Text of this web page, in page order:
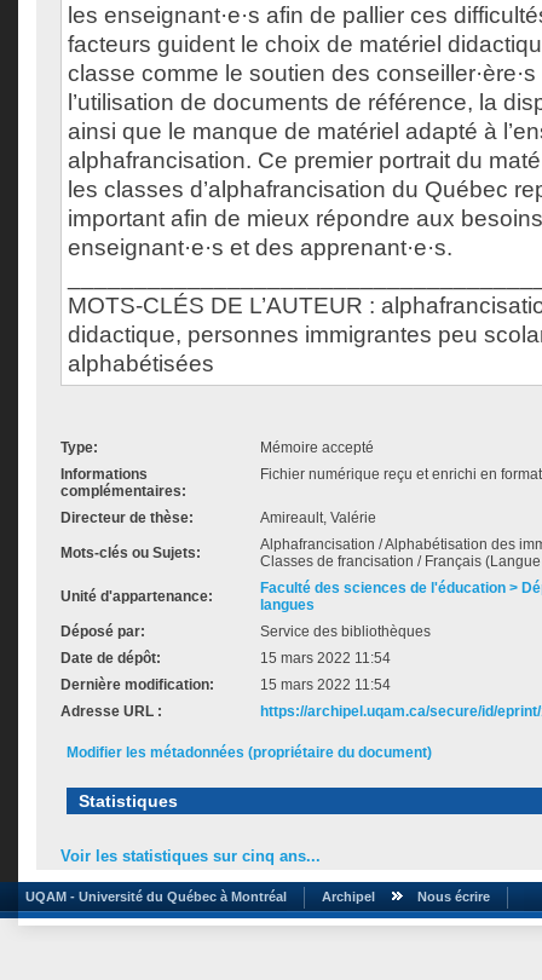
les enseignant·e·s afin de pallier ces
facteurs guident le choix de matériel
classe comme le soutien des
l’utilisation de documents de référence, la
ainsi que le manque de matériel adapté à
alphafrancisation. Ce premier portrait du
les classes d’alphafrancisation du Québec
important afin de mieux répondre aux
enseignant·e·s et des apprenant·e·s.
MOTS-CLÉS DE L’AUTEUR :
didactique, personnes immigrantes peu
alphabétisées
Type:
Mémoire accepté
Informations
complémentaires:
Fichier numérique reçu et enrichi en
Directeur de thèse: Amireault, Valérie
Mots-clés ou Sujets:
Alphafrancisation / Alphabétisation des
Classes de francisation / Français
Unité d'appartenance:
Faculté des sciences de l'éducation >
langues
Déposé par:
Service des bibliothèques
Date de dépôt:
15 mars 2022 11:54
Dernière modification:
15 mars 2022 11:54
Adresse URL :
https://archipel.uqam.ca/secure/id/
Modifier les métadonnées (propriétaire du document)
Statistiques
Voir les statistiques sur cinq ans...
UQAM - Université du Québec à Montréal Archipel Nous écrire